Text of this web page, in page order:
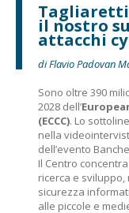
Tagliaretti
il nostro
attacchi
di Flavio Padovan
Sono oltre 390
2028 dell’
(ECCC). Lo
nella
dell’evento
Il Centro
ricerca e
sicurezza
alle piccole e